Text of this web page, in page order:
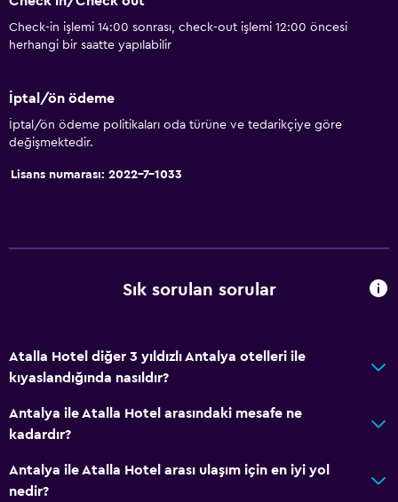
Check-in işlemi 14:00 sonrası, check-out işlemi 12:00 öncesi
herhangi bir saatte yapılabilir
İptal/ön ödeme
İptal/ön ödeme politikaları oda türüne ve tedarikçiye göre
değişmektedir.
Lisans numarası: 2022-7-1033
Sık sorulan sorular
Atalla Hotel diğer 3 yıldızlı Antalya otelleri ile
kıyaslandığında nasıldır?
Antalya ile Atalla Hotel arasındaki mesafe ne
kadardır?
Antalya ile Atalla Hotel arası ulaşım için en iyi yol
nedir?